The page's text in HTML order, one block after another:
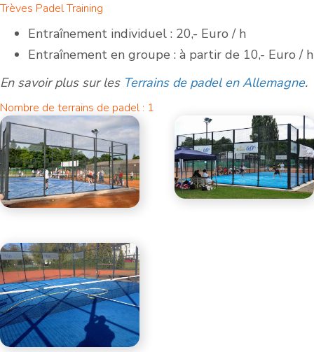
Trèves Padel Training
Entraînement individuel : 20,- Euro / h
Entraînement en groupe : à partir de 10,- Euro / h
En savoir plus sur les Terrains de padel en Allemagne.
Nombre de terrains de padel : 1